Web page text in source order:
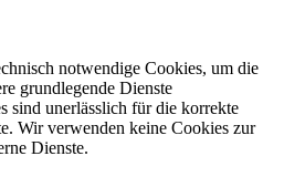
notwendige Cookies, um die
grundlegende Dienste
sind unerlässlich für die korrekte
Wir verwenden keine Cookies zur
Dienste.